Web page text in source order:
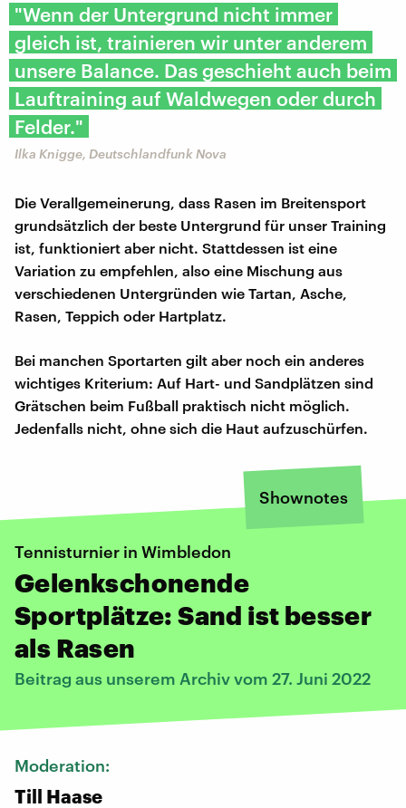
"Wenn der Untergrund nicht immer
gleich ist, trainieren wir unter anderem
unsere Balance. Das geschieht auch beim
Lauftraining auf Waldwegen oder durch
Felder."
Ilka Knigge, Deutschlandfunk Nova
Die Verallgemeinerung, dass Rasen im Breitensport
grundsätzlich der beste Untergrund für unser Training
ist, funktioniert aber nicht. Stattdessen ist eine
Variation zu empfehlen, also eine Mischung aus
verschiedenen Untergründen wie Tartan, Asche,
Rasen, Teppich oder Hartplatz.
Bei manchen Sportarten gilt aber noch ein anderes
wichtiges Kriterium: Auf Hart- und Sandplätzen sind
Grätschen beim Fußball praktisch nicht möglich.
Jedenfalls nicht, ohne sich die Haut aufzuschürfen.
Shownotes
Tennisturnier in Wimbledon
Gelenkschonende
Sportplätze: Sand ist besser
als Rasen
Beitrag aus unserem Archiv vom 27. Juni 2022
Moderation:
Till Haase